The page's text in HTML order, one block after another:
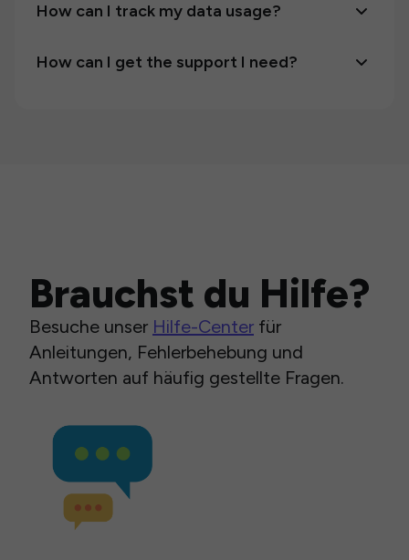
How can I track my data usage?
How can I get the support I need?
Brauchst du Hilfe?
Besuche unser Hilfe-Center für
Anleitungen, Fehlerbehebung und
Antworten auf häufig gestellte Fragen.